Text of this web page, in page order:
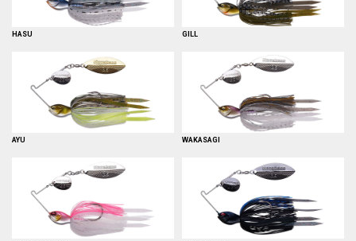
HASU GILL
AYU WAKASAGI